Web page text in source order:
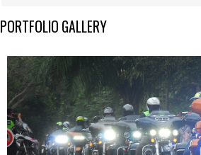
PORTFOLIO GALLERY